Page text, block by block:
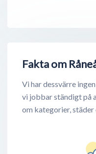
Fakta om
Vi har dessvärre
vi jobbar ständigt på
om kategorier,